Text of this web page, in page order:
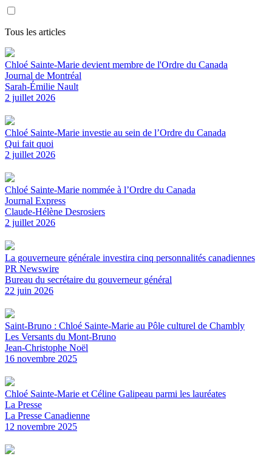
Tous les articles
Chloé Sainte-Marie devient membre de l'Ordre du Canada
Journal de Montréal
Sarah-Émilie Nault
2 juillet 2026
Chloé Sainte-Marie investie au sein de l’Ordre du Canada
Qui fait quoi
2 juillet 2026
Chloé Sainte-Marie nommée à l’Ordre du Canada
Journal Express
Claude-Hélène Desrosiers
2 juillet 2026
La gouverneure générale investira cinq personnalités canadiennes
PR Newswire
Bureau du secrétaire du gouverneur général
22 juin 2026
Saint-Bruno : Chloé Sainte-Marie au Pôle culturel de Chambly
Les Versants du Mont-Bruno
Jean-Christophe Noël
16 novembre 2025
Chloé Sainte-Marie et Céline Galipeau parmi les lauréates
La Presse
La Presse Canadienne
12 novembre 2025